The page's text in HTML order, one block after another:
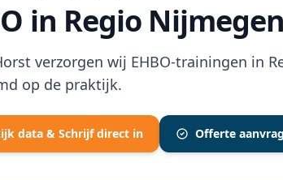
in Regio Nijmegen
verzorgen wij EHBO-trainingen in
op de praktijk.
data & Schrijf direct in Offerte